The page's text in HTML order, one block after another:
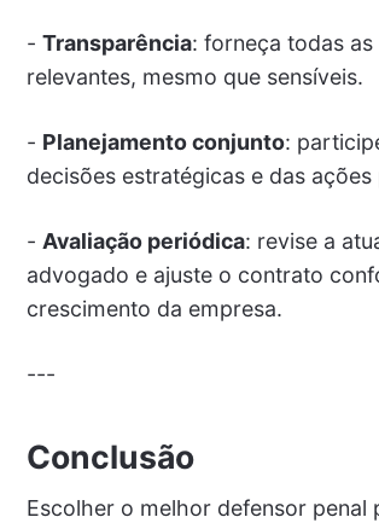
- Transparência: forneça todas
relevantes, mesmo que sensíveis.
- Planejamento conjunto:
decisões estratégicas e das
- Avaliação periódica: revise a
advogado e ajuste o contrato
crescimento da empresa.
---
Conclusão
Escolher o melhor defensor penal